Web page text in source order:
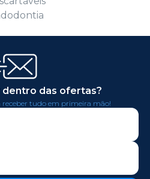
das ofertas?
receber tudo em primeira mão!